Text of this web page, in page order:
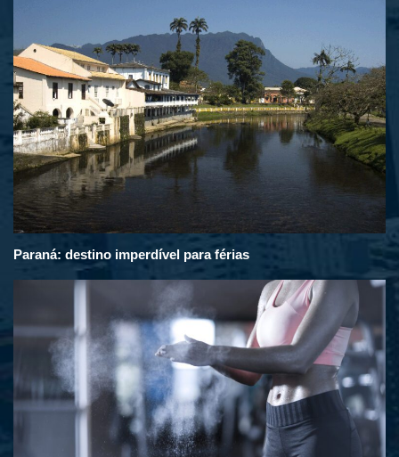
Paraná: destino imperdível para férias